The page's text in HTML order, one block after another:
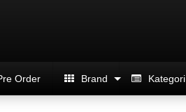
Order Brand Kategori